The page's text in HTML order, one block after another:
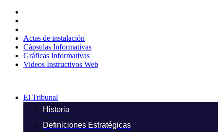
contenido
Actas de instalación
Cápsulas Informativas
Gráficas Informativas
Videos Instructivos Web
El Tribunal
Historia
Definiciones Estratégicas